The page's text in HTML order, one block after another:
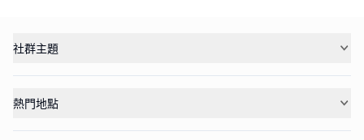
社群主題
熱門地點